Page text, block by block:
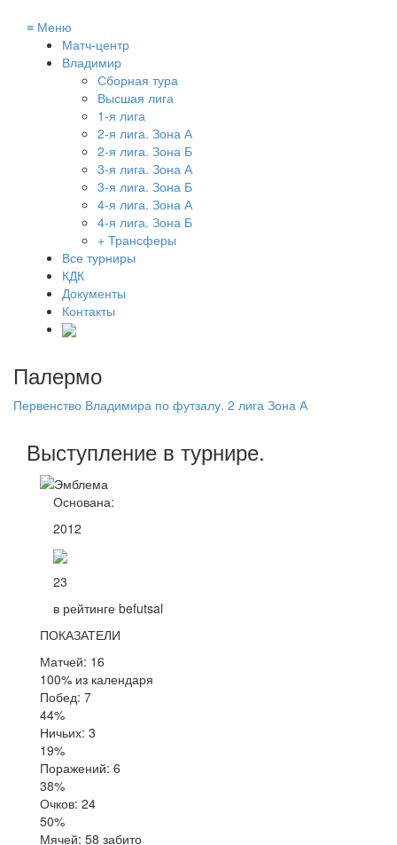
≡ Меню
Матч-центр
Владимир
Сборная тура
Высшая лига
1-я лига
2-я лига. Зона А
2-я лига. Зона Б
3-я лига. Зона А
3-я лига. Зона Б
4-я лига. Зона А
4-я лига. Зона Б
+ Трансферы
Все турниры
КДК
Документы
Контакты
Палермо
Первенство Владимира по футзалу. 2 лига Зона А
Выступление в турнире.
Основана:
2012
23
в рейтинге befutsal
ПОКАЗАТЕЛИ
Матчей: 16
100% из календаря
Побед: 7
44%
Ничьих: 3
19%
Поражений: 6
38%
Очков: 24
50%
Мячей: 58 забито